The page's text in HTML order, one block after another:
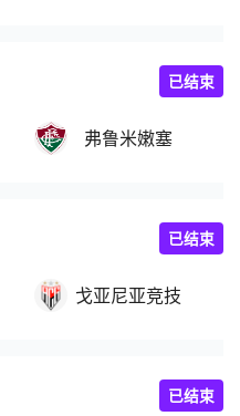
弗鲁米嫩塞
已结束
戈亚尼亚竞技
已结束
已结束